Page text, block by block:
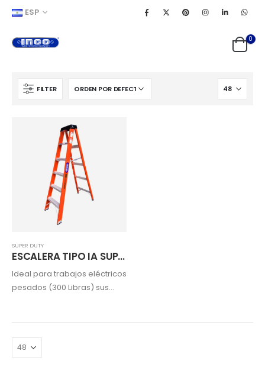
ESP
0
FILTER
SUPER DUTY
ESCALERA TIPO IA SUPER DUTY FIBRA DE VIDRIO CAPACIDAD 225kg
Ideal para trabajos eléctricos
pesados (300 Libras) sus
electricidad, su top y bandeja
multi-funcional permite al